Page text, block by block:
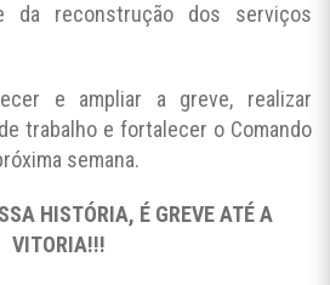
da reconstrução dos serviços
e ampliar a greve, realizar
trabalho e fortalecer o Comando
semana.
HISTÓRIA, É GREVE ATÉ A
VITORIA!!!